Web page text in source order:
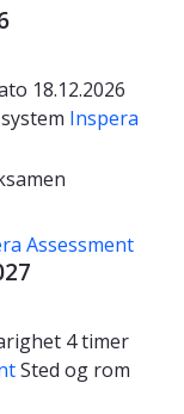
18.12.2026
Inspera
Assessment
4 timer
Sted og rom